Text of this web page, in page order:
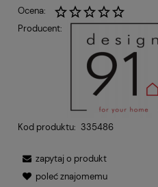
Ocena:
Producent:
Kod produktu: 335486
zapytaj o produkt
poleć znajomemu